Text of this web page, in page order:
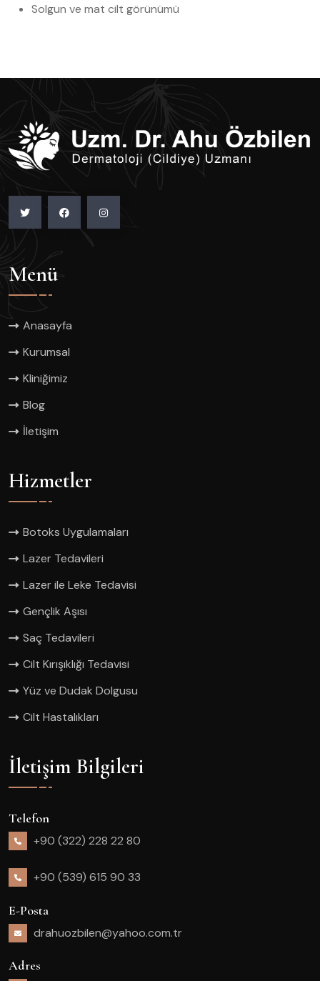
Solgun ve mat cilt görünümü
Menü
Anasayfa
Kurumsal
Kliniğimiz
Blog
İletişim
Hizmetler
Botoks Uygulamaları
Lazer Tedavileri
Lazer ile Leke Tedavisi
Gençlik Aşısı
Saç Tedavileri
Cilt Kırışıklığı Tedavisi
Yüz ve Dudak Dolgusu
Cilt Hastalıkları
İletişim Bilgileri
Telefon
+90 (322) 228 22 80
+90 (539) 615 90 33
E-Posta
drahuozbilen@yahoo.com.tr
Adres